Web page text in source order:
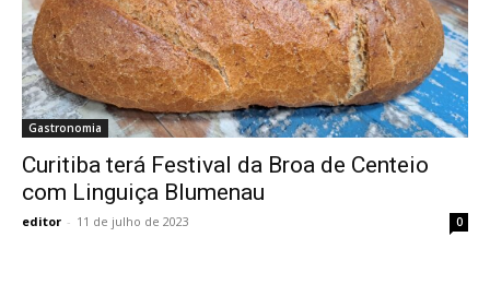
Gastronomia
Curitiba terá Festival da Broa de Centeio
com Linguiça Blumenau
editor - 11 de julho de 2023 0